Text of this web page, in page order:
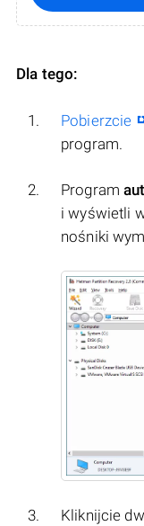
Dla tego:
Pobierzcie
program.
Program
i wyświetli
nośniki
Kliknijcie